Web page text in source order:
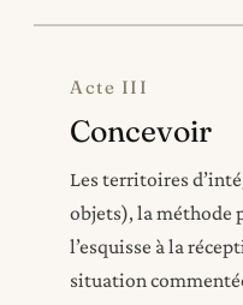
Acte III
Concevoir
Les territoires
objets), la méthode
l’esquisse à la
situation